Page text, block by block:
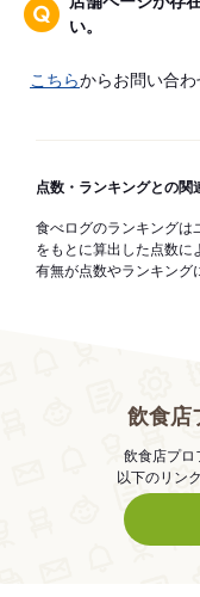
い。
こちらからお問い合わ
点数・ランキングとの関
食べログのランキングは
をもとに算出した点数に
有無が点数やランキング
飲食店
飲食店プロ
以下のリン